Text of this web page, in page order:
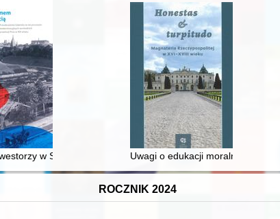
w Sopocie : prestiż finansowy i towarzyski lokalnego
Uwagi o edukacji moralnej synów
ROCZNIK 2024